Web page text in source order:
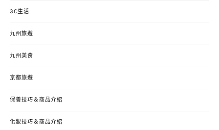
3C生活
九州旅遊
九州美食
京都旅遊
保養技巧＆商品介紹
化妝技巧＆商品介紹